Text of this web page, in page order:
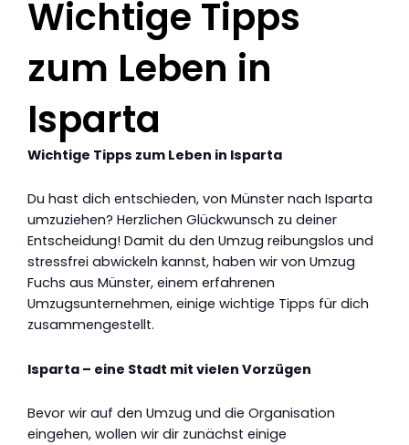
Wichtige Tipps
zum Leben in
Isparta
Wichtige Tipps zum Leben in Isparta
Du hast dich entschieden, von Münster nach Isparta
umzuziehen? Herzlichen Glückwunsch zu deiner
Entscheidung! Damit du den Umzug reibungslos und
stressfrei abwickeln kannst, haben wir von Umzug
Fuchs aus Münster, einem erfahrenen
Umzugsunternehmen, einige wichtige Tipps für dich
zusammengestellt.
Isparta – eine Stadt mit vielen Vorzügen
Bevor wir auf den Umzug und die Organisation
eingehen, wollen wir dir zunächst einige